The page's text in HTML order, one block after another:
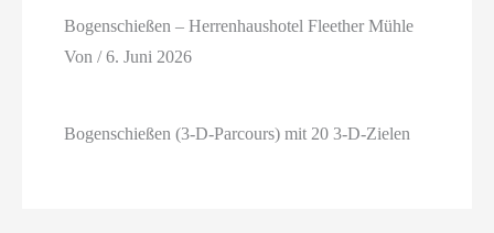
Bogenschießen – Herrenhaushotel Fleether Mühle
Von/6. Juni 2026
Bogenschießen (3-D-Parcours) mit 20 3-D-Zielen